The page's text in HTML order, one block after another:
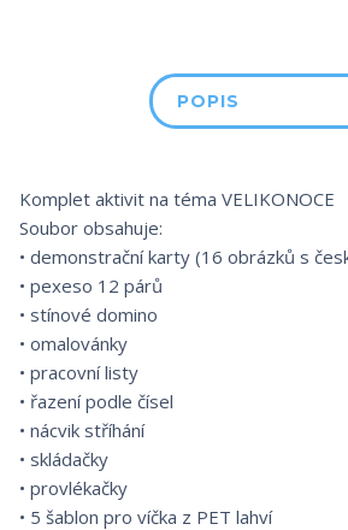
POPIS
Komplet aktivit na téma VELIKONOCE
Soubor obsahuje:
• demonstrační karty (16 obrázků s
• pexeso 12 párů
• stínové domino
• omalovánky
• pracovní listy
• řazení podle čísel
• nácvik stříhání
• skládačky
• provlékačky
• 5 šablon pro víčka z PET lahví